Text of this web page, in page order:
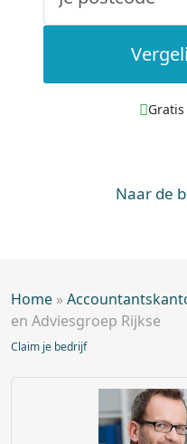
Naar de
Home »
en Adviesgroep Rijkse
Claim je bedrijf